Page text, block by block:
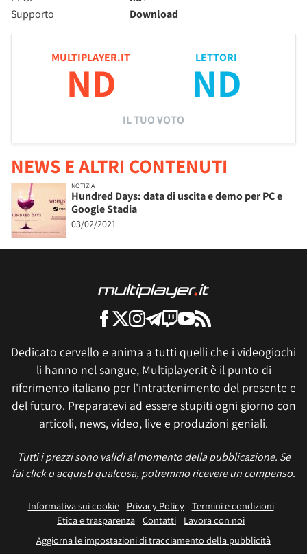
Supporto
Download
MULTIPLAYER.IT
ND
LETTORI
ND
IL TUO VOTO
NEWS E ALTRI CONTENUTI
NOTIZIA
Hundred Days: data di uscita e demo per PC e
Google Stadia
03/02/2021
Dedicato cervello e anima a tutti quelli che i videogiochi
li hanno nel sangue, Multiplayer.it è il punto di
riferimento italiano per l'intrattenimento del presente e
del futuro. Preparatevi ad essere stupiti ogni giorno con
articoli, news, video, live e produzioni geniali.
Tutti i prezzi sono validi al momento della pubblicazione. Se
fai click o acquisti qualcosa, potremmo ricevere un compenso.
Informativa sui cookie Privacy Policy
Termini e condizioni
Etica e trasparenza Contatti
Lavora con noi
Aggiorna le impostazioni di tracciamento della pubblicità